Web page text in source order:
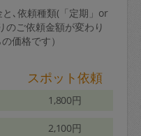
､依頼種類(「定期」or
のご依頼金額が変わり
価格です）
スポット依頼
1,800円
2,100円